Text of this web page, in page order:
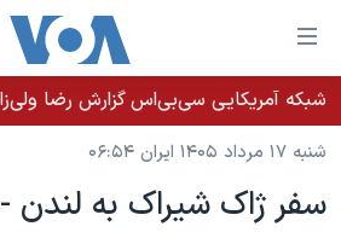
لینکهای
قابل
دسترسی
جهش
محتوای
خانه
نسخه سبک وب‌سایت
موضوع ها
شنبه ۱۷ مرداد ۱۴۰۵ ایران ۰۶:۵۴
سفر ژاک شيراک به لندن - 2004-11-18